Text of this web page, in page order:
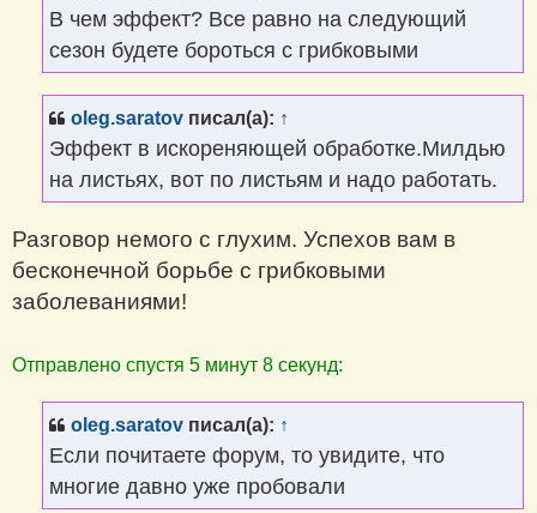
В чем эффект? Все равно на следующий
сезон будете бороться с грибковыми
oleg.saratov писал(а): ↑
Эффект в искореняющей обработке.Милдью
на листьях, вот по листьям и надо работать.
Разговор немого с глухим. Успехов вам в
бесконечной борьбе с грибковыми
заболеваниями!
Отправлено спустя 5 минут 8 секунд:
oleg.saratov писал(а): ↑
Если почитаете форум, то увидите, что
многие давно уже пробовали